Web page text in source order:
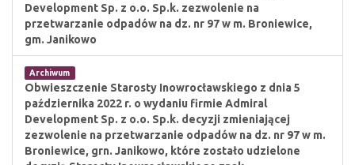
Development Sp. z o.o. Sp.k. zezwolenie na
przetwarzanie odpadów na dz. nr 97 w m. Broniewice,
gm. Janikowo
Archiwum
Obwieszczenie Starosty Inowrocławskiego z dnia 5
października 2022 r. o wydaniu firmie Admiral
Development Sp. z o.o. Sp.k. decyzji zmieniającej
zezwolenie na przetwarzanie odpadów na dz. nr 97 w m.
Broniewice, grn. Janikowo, które zostało udzielone